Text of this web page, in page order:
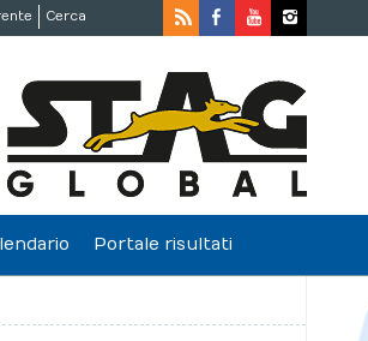
Cerca
Portale risultati